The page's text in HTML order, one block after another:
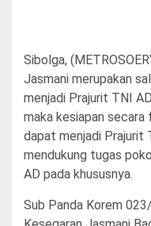
Sibolga,
Jasmani merupakan
menjadi Prajurit TNI
maka kesiapan secara
dapat menjadi Prajurit
mendukung tugas
AD pada khususnya.
Sub Panda Korem